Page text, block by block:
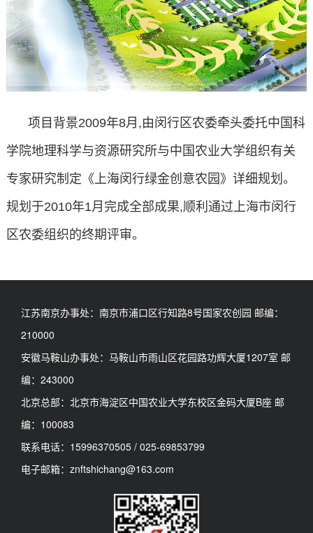
项目背景2009年8月,由闵行区农委牵头委托中国科
学院地理科学与资源研究所与中国农业大学组织有关
专家研究制定《上海闵行绿金创意农园》详细规划。
规划于2010年1月完成全部成果,顺利通过上海市闵行
区农委组织的终期评审。
江苏南京办事处：南京市浦口区行知路8号国家农创园 邮编：
210000
安徽马鞍山办事处：马鞍山市雨山区花园路功辉大厦1207室 邮
编：243000
北京总部：北京市海淀区中国农业大学东校区金码大厦B座 邮
编：100083
联系电话：15996370505 / 025-69853799
电子邮箱：znftshichang@163.com